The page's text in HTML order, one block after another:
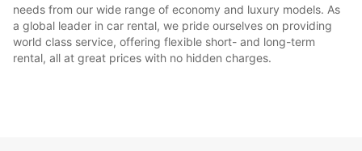
needs from our wide range of economy and luxury models. As
a global leader in car rental, we pride ourselves on providing
world class service, offering flexible short- and long-term
rental, all at great prices with no hidden charges.